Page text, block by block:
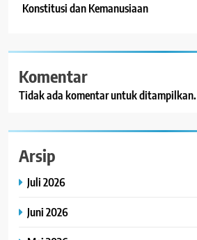
Konstitusi dan Kemanusiaan
Komentar
Tidak ada komentar untuk ditampilkan.
Arsip
Juli 2026
Juni 2026